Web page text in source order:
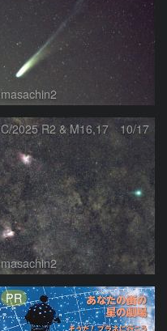
masachin2
C/2025 R2 & M16,17 10/17
masachin2
PR